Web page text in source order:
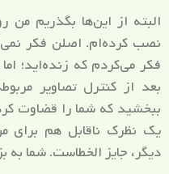
البته از این‌ها بگذریم
نصب کرده‌ام. اصلن فکر
فکر می‌کردم که زنده‌اید؛
بعد از کنترل تصاویر
ببخشید که شما را قضاوت
یک نظرک ناقابل هم برای
دیگر، جایز الخطاست. شما به